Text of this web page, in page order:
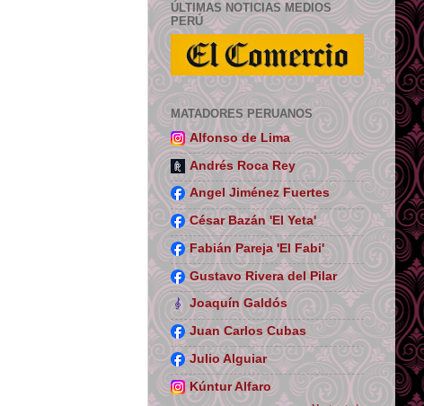
ÚLTIMAS NOTICIAS MEDIOS
PERÚ
MATADORES PERUANOS
Alfonso de Lima
Andrés Roca Rey
Angel Jiménez Fuertes
César Bazán 'El Yeta'
Fabián Pareja 'El Fabi'
Gustavo Rivera del Pilar
Joaquín Galdós
Juan Carlos Cubas
Julio Alguiar
Kúntur Alfaro